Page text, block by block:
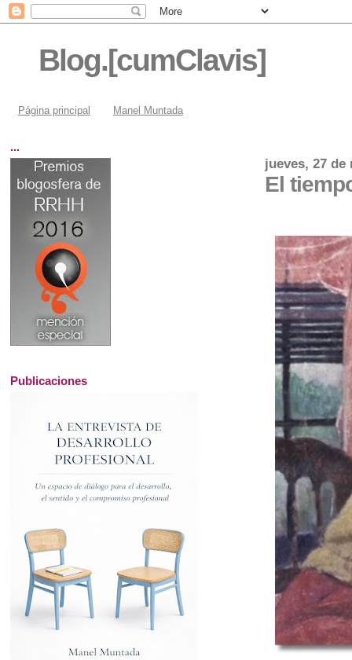
Blog.[cumClavis]
Página principal Manel Muntada
jueves, 27 de
El
...
Publicaciones